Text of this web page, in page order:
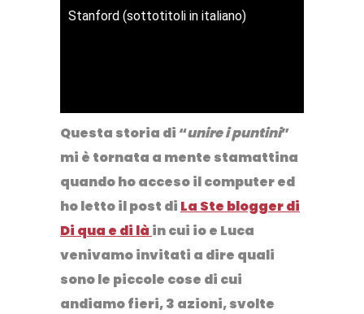
Stanford (sottotitoli in italiano)
Questa storia di “unire i puntini”
mi è tornata a mente stamattina
quando ho acceso il computer ed
ho letto il post di La Ste blogger di
Di qua e di là in cui io e Luca
venivamo invitati a dire quali
sono le piccole cose di cui
andiamo fieri, 3 azioni, svolte